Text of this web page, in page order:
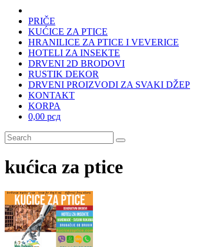
PRIČE
KUĆICE ZA PTICE
HRANILICE ZA PTICE I VEVERICE
HOTELI ZA INSEKTE
DRVENI 2D BRODOVI
RUSTIK DEKOR
DRVENI PROIZVODI ZA SVAKI DŽEP
KONTAKT
KORPA
0,00 рсд
kućica za ptice